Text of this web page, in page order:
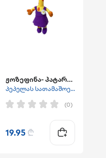
ჟოზეფინა- პატარა პლუში
პეპელას სათამაშოები
(0)
19.95 ₾